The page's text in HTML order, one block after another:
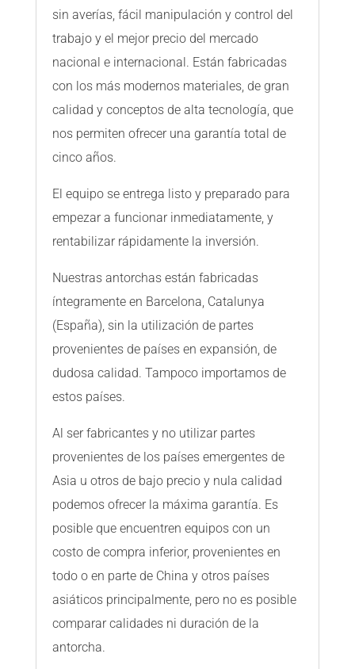
sin averías, fácil manipulación y control del
trabajo y el mejor precio del mercado
nacional e internacional. Están fabricadas
con los más modernos materiales, de gran
calidad y conceptos de alta tecnología, que
nos permiten ofrecer una garantía total de
cinco años.
El equipo se entrega listo y preparado para
empezar a funcionar inmediatamente, y
rentabilizar rápidamente la inversión.
Nuestras antorchas están fabricadas
íntegramente en Barcelona, Catalunya
(España), sin la utilización de partes
provenientes de países en expansión, de
dudosa calidad. Tampoco importamos de
estos países.
Al ser fabricantes y no utilizar partes
provenientes de los países emergentes de
Asia u otros de bajo precio y nula calidad
podemos ofrecer la máxima garantía. Es
posible que encuentren equipos con un
costo de compra inferior, provenientes en
todo o en parte de China y otros países
asiáticos principalmente, pero no es posible
comparar calidades ni duración de la
antorcha.